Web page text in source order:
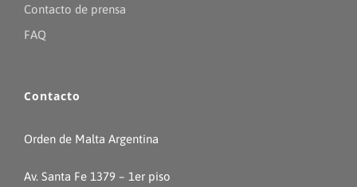
Contacto de prensa
FAQ
Contacto
Orden de Malta Argentina
Av. Santa Fe 1379 – 1er piso